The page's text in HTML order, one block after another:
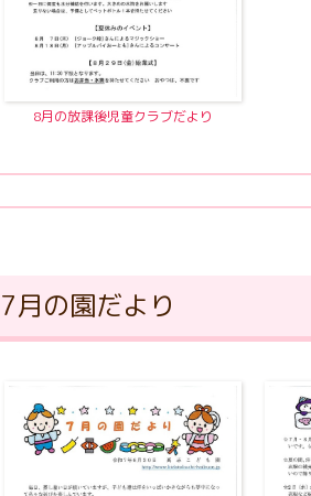
8月の放課後児童クラブだより
7月の園だより